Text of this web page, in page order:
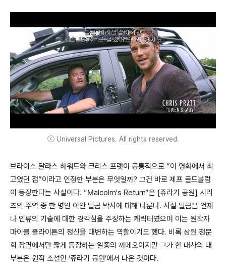
ⓒ Universal Pictures. All rights reserved.
브라이스 달라스 하워드와 크리스 프랫이 공통적으로 “이 영화에서 최
고였던 점”이라고 인정한 부분은 무엇일까? 그건 바로 제프 골드블럼
이 등장한다는 사실이다. “Malcolm's Return“은 [쥬라기 공원] 시리
즈의 주역 중 한 명인 이안 말콤 박사에 대해 다룬다. 사실 말콤은 언제
나 인류의 기술에 대한 경각심을 주장하는 캐릭터였으며 이는 원작자
마이클 클라이튼의 정신을 대변하는 역할이기도 했다. 비록 상원 청문
회 장면에서만 짧게 등장하는 일종의 까메오이지만 그가 한 대사의 대
부분은 원작 소설인 ‘쥬라기 공원’에서 나온 것이다.